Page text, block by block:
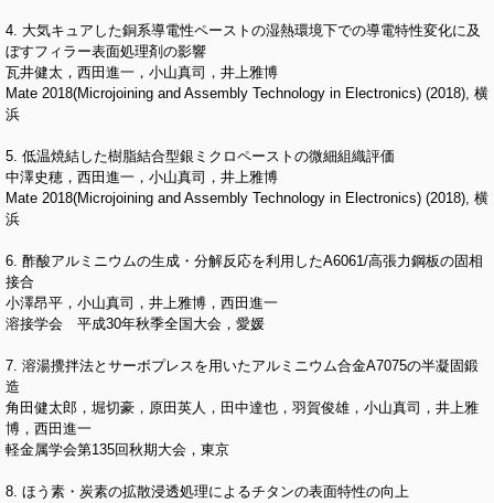
4. 大気キュアした銅系導電性ペーストの湿熱環境下での導電特性変化に及
ぼすフィラー表面処理剤の影響
瓦井健太，西田進一，小山真司，井上雅博
Mate 2018(Microjoining and Assembly Technology in Electronics) (2018), 横
浜
5. 低温焼結した樹脂結合型銀ミクロペーストの微細組織評価
中澤史穂，西田進一，小山真司，井上雅博
Mate 2018(Microjoining and Assembly Technology in Electronics) (2018), 横
浜
6. 酢酸アルミニウムの生成・分解反応を利用したA6061/高張力鋼板の固相
接合
小澤昂平，小山真司，井上雅博，西田進一
溶接学会 平成30年秋季全国大会，愛媛
7. 溶湯攪拌法とサーボプレスを用いたアルミニウム合金A7075の半凝固鍛
造
角田健太郎，堀切豪，原田英人，田中達也，羽賀俊雄，小山真司，井上雅
博，西田進一
軽金属学会第135回秋期大会，東京
8. ほう素・炭素の拡散浸透処理によるチタンの表面特性の向上